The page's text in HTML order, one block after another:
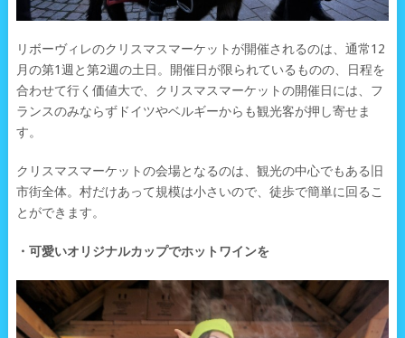
リボーヴィレのクリスマスマーケットが開催されるのは、通常12
月の第1週と第2週の土日。開催日が限られているものの、日程を
合わせて行く価値大で、クリスマスマーケットの開催日には、フ
ランスのみならずドイツやベルギーからも観光客が押し寄せま
す。
クリスマスマーケットの会場となるのは、観光の中心でもある旧
市街全体。村だけあって規模は小さいので、徒歩で簡単に回るこ
とができます。
・可愛いオリジナルカップでホットワインを